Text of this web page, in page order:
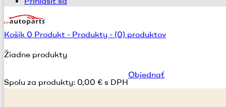
Košík 0 Produkt - Produkty - (0) produktov
Žiadne produkty
Spolu za produkty: 0,00 € s DPH
Objednať